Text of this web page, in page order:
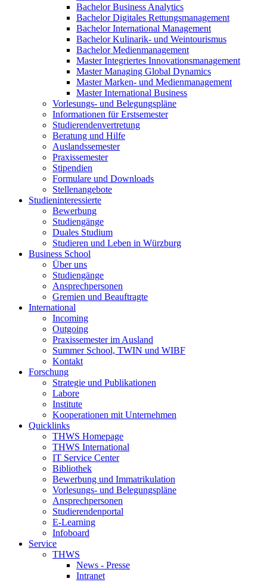
Bachelor Business Analytics
Bachelor Digitales Rettungsmanagement
Bachelor International Management
Bachelor Kulinarik- und Weintourismus
Bachelor Medienmanagement
Master Integriertes Innovationsmanagement
Master Managing Global Dynamics
Master Marken- und Medienmanagement
Master International Business
Vorlesungs- und Belegungspläne
Informationen für Erstsemester
Studierendenvertretung
Beratung und Hilfe
Auslandssemester
Praxissemester
Stipendien
Formulare und Downloads
Stellenangebote
Studieninteressierte
Bewerbung
Studiengänge
Duales Studium
Studieren und Leben in Würzburg
Business School
Über uns
Studiengänge
Ansprechpersonen
Gremien und Beauftragte
International
Incoming
Outgoing
Praxissemester im Ausland
Summer School, TWIN und WIBF
Kontakt
Forschung
Strategie und Publikationen
Labore
Institute
Kooperationen mit Unternehmen
Quicklinks
THWS Homepage
THWS International
IT Service Center
Bibliothek
Bewerbung und Immatrikulation
Vorlesungs- und Belegungspläne
Ansprechpersonen
Studierendenportal
E-Learning
Infoboard
Service
THWS
News - Presse
Intranet